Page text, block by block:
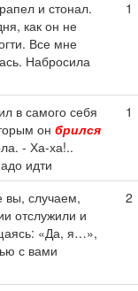
и стонал.
как он не
Все мне
Набросила
1
в самого себя
он брился
- Ха-ха!..
идти
1
вы, случаем,
отслужили и
«Да, я…»,
с вами
2